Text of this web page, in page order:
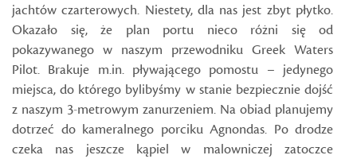
jachtów czarterowych. Niestety, dla nas jest zbyt płytko.
Okazało się, że plan portu nieco różni się od
pokazywanego w naszym przewodniku Greek Waters
Pilot. Brakuje m.in. pływającego pomostu – jedynego
miejsca, do którego bylibyśmy w stanie bezpiecznie dojść
z naszym 3-metrowym zanurzeniem. Na obiad planujemy
dotrzeć do kameralnego porciku Agnondas. Po drodze
czeka nas jeszcze kąpiel w malowniczej zatoczce